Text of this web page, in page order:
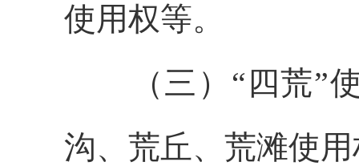
使用权等。
（三） “四荒”
沟、荒丘、荒滩使